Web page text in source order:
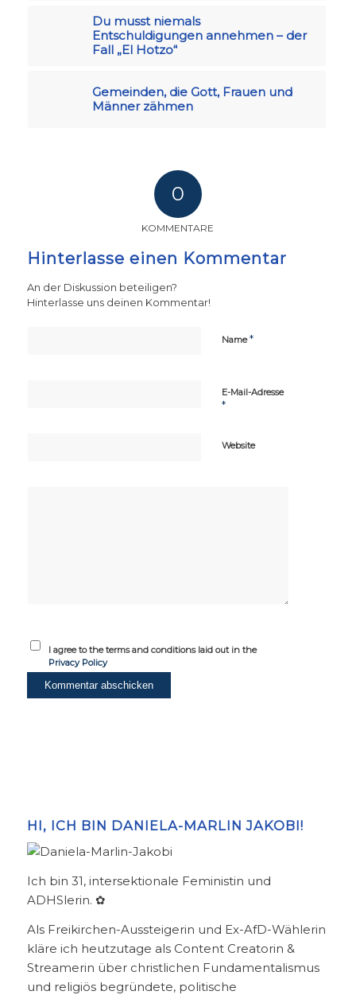
Du musst niemals
Entschuldigungen annehmen – der
Fall „El Hotzo“
Gemeinden, die Gott, Frauen und
Männer zähmen
0
KOMMENTARE
Hinterlasse einen Kommentar
An der Diskussion beteiligen?
Hinterlasse uns deinen Kommentar!
Name*
E-Mail-Adresse
*
Website
I agree to the terms and conditions laid out in the
Privacy Policy
HI, ICH BIN DANIELA-MARLIN JAKOBI!
Ich bin 31, intersektionale Feministin und
ADHSlerin. ✿
Als Freikirchen-Aussteigerin und Ex-AfD-Wählerin
kläre ich heutzutage als Content Creatorin &
Streamerin über christlichen Fundamentalismus
und religiös begründete, politische